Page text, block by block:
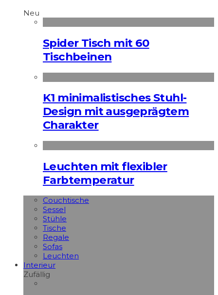
Neu
Spider Tisch mit 60
Tischbeinen
K1 minimalistisches Stuhl-
Design mit ausgeprägtem
Charakter
Leuchten mit flexibler
Farbtemperatur
Couchtische
Sessel
Stühle
Tische
Regale
Sofas
Leuchten
Interieur
Zufällig